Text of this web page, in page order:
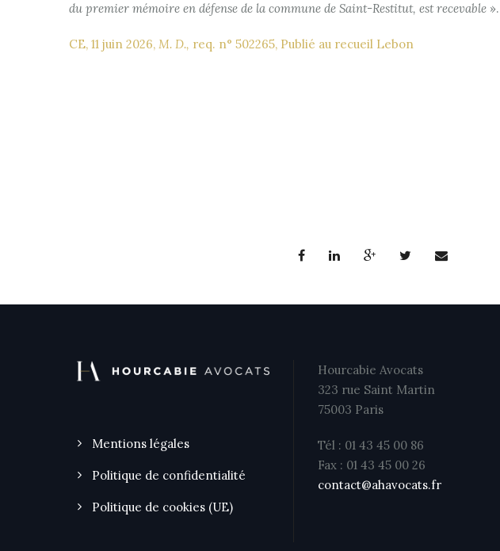
du premier mémoire en défense de la commune de Saint-Restitut, est recevable ».
CE, 11 juin 2026, M. D., req. n° 502265, Publié au recueil Lebon
Mentions légales
Politique de confidentialité
Politique de cookies (UE)
Hourcabie Avocats
323 rue Saint Martin
75003 Paris
Tél : 01 43 45 00 86
Fax : 01 43 45 00 26
contact@ahavocats.fr